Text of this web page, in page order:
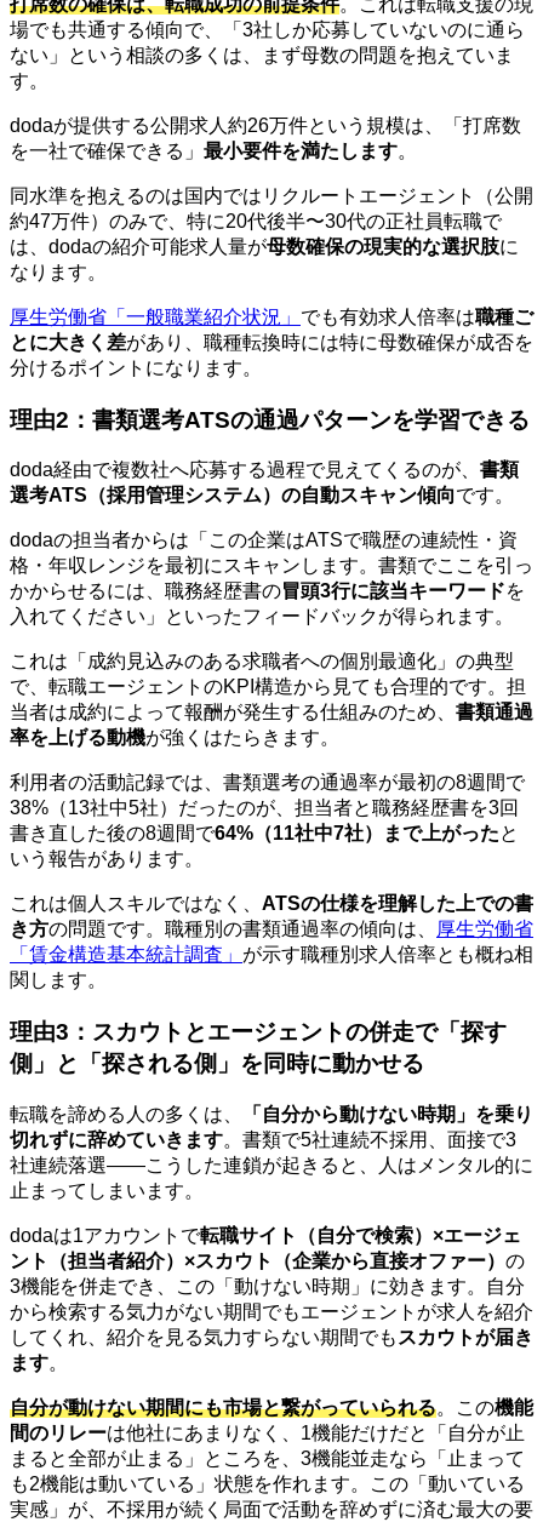
打席数の確保は、転職成功の前提条件。これは転職支援の現
場でも共通する傾向で、「3社しか応募していないのに通ら
ない」という相談の多くは、まず母数の問題を抱えていま
す。
dodaが提供する公開求人約26万件という規模は、「打席数
を一社で確保できる」 最小要件を満たします。
同水準を抱えるのは国内ではリクルートエージェント（公開
約47万件）のみで、特に20代後半〜30代の正社員転職で
は、dodaの紹介可能求人量が母数確保の現実的な選択肢に
なります。
厚生労働省「一般職業紹介状況」 でも有効求人倍率は職種ご
とに大きく差があり、職種転換時には特に母数確保が成否を
分けるポイントになります。
理由2：書類選考ATSの通過パターンを学習できる
doda経由で複数社へ応募する過程で見えてくるのが、 書類
選考ATS（採用管理システム）の自動スキャン傾向です。
dodaの担当者からは「この企業はATSで職歴の連続性・資
格・年収レンジを最初にスキャンします。書類でここを引っ
かからせるには、職務経歴書の冒頭3行に該当キーワードを
入れてください」といったフィードバックが得られます。
これは「成約見込みのある求職者への個別最適化」の典型
で、転職エージェントのKPI構造から見ても合理的です。担
当者は成約によって報酬が発生する仕組みのため、 書類通過
率を上げる動機が強くはたらきます。
利用者の活動記録では、書類選考の通過率が最初の8週間で
38%（13社中5社）だったのが、担当者と職務経歴書を3回
書き直した後の8週間で64%（11社中7社）まで上がったと
いう報告があります。
これは個人スキルではなく、 ATSの仕様を理解した上での書
き方の問題です。職種別の書類通過率の傾向は、 厚生労働省
「賃金構造基本統計調査」 が示す職種別求人倍率とも概ね相
関します。
理由3：スカウトとエージェントの併走で「探す
側」と「探される側」を同時に動かせる
転職を諦める人の多くは、
「自分から動けない時期」を乗り
切れずに辞めていきます。書類で5社連続不採用、面接で3
社連続落選——こうした連鎖が起きると、人はメンタル的に
止まってしまいます。
dodaは1アカウントで転職サイト（自分で検索）×エージェ
ント（担当者紹介）×スカウト（企業から直接オファー） の
3機能を併走でき、この「動けない時期」に効きます。自分
から検索する気力がない期間でもエージェントが求人を紹介
してくれ、紹介を見る気力すらない期間でも スカウトが届き
ます。
自分が動けない期間にも市場と繋がっていられる。この機能
間のリレーは他社にあまりなく、1機能だけだと「自分が止
まると全部が止まる」ところを、3機能並走なら「止まって
も2機能は動いている」状態を作れます。この「動いている
実感」が、不採用が続く局面で活動を辞めずに済む最大の要